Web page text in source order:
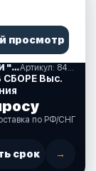
просмотр
ЗАПЧАСТИ "MERCURY-55" США (08) Артикул: 84-821945A61
СБОРЕ Выс.
по РФ/СНГ
срок →